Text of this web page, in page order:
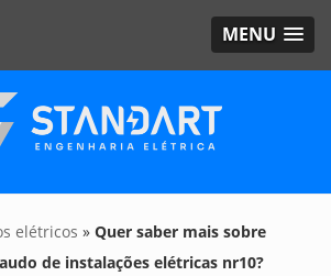
MENU
elétricos » Quer saber mais sobre
de instalações elétricas nr10?